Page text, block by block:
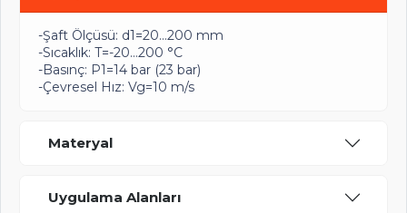
-Şaft Ölçüsü: d1=20…200 mm
-Sıcaklık: T=-20…200 °C
-Basınç: P1=14 bar (23 bar)
-Çevresel Hız: Vg=10 m/s
Materyal
Uygulama Alanları